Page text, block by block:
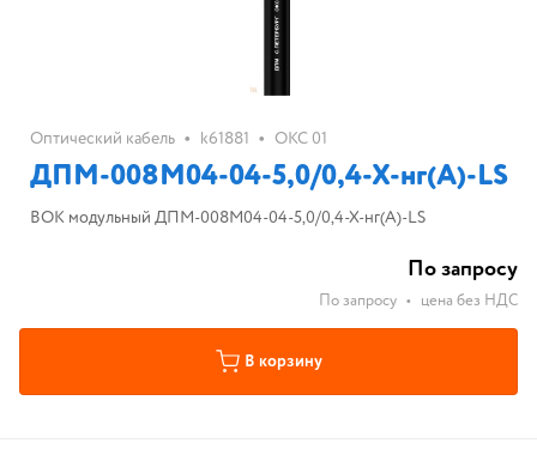
Оптический кабель • k61881 • ОКС 01
ДПМ-008М04-04-5,0/0,4-Х-нг(А)-LS
ВОК модульный ДПМ-008М04-04-5,0/0,4-Х-нг(А)-LS
По запросу
По запросу • цена без НДС
В корзину